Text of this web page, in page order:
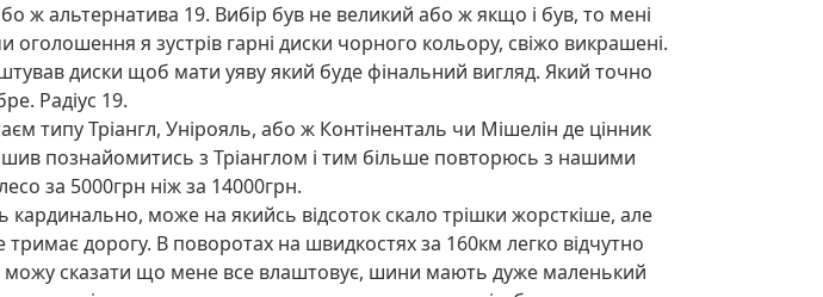
ж альтернатива 19. Вибір був не великий або ж якщо і був, то мені
я зустрів гарні диски чорного кольору, свіжо викрашені.
диски щоб мати уяву який буде фінальний вигляд. Який точно
Радіус 19.
типу Тріангл, Унірояль, або ж Контіненталь чи Мішелін де цінник
познайомитись з Тріанглом і тим більше повторюсь з нашими
за 5000грн ніж за 14000грн.
може на якийсь відсоток скало трішки жорсткіше, але
дорогу. В поворотах на швидкостях за 160км легко відчутно
можу сказати що мене все влаштовує, шини мають дуже маленький